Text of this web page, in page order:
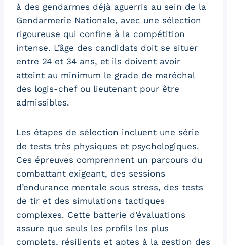
à des gendarmes déjà aguerris au sein de la
Gendarmerie Nationale, avec une sélection
rigoureuse qui confine à la compétition
intense. L’âge des candidats doit se situer
entre 24 et 34 ans, et ils doivent avoir
atteint au minimum le grade de maréchal
des logis-chef ou lieutenant pour être
admissibles.
Les étapes de sélection incluent une série
de tests très physiques et psychologiques.
Ces épreuves comprennent un parcours du
combattant exigeant, des sessions
d’endurance mentale sous stress, des tests
de tir et des simulations tactiques
complexes. Cette batterie d’évaluations
assure que seuls les profils les plus
complets, résilients et aptes à la gestion des